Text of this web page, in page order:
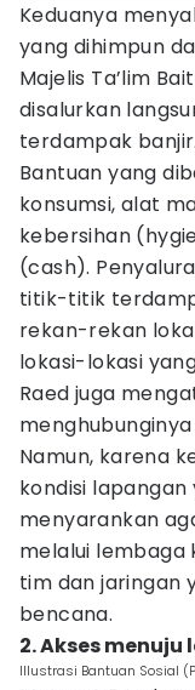
Keduanya
yang dihimpun
Majelis Ta’lim
disalurkan
terdampak banjir.
Bantuan yang
konsumsi, alat
kebersihan
(cash).
titik-titik
rekan-rekan
lokasi-lokasi
Raed juga
Namun, karena
kondisi
menyarankan
melalui lembaga
tim dan jaringan
bencana.
2. Akses
Illustrasi Bantuan Sosial